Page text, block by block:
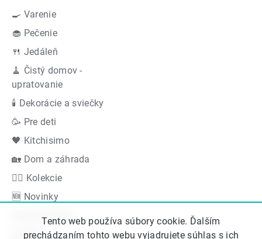
Tento web používa súbory cookie. Ďalším
prechádzaním tohto webu vyjadrujete súhlas s ich
🍳 Varenie
🧁 Pečenie
🍴 Jedáleň
🧹 Čistý domov -
upratovanie
🕯 Dekorácie a sviečky
🥳 Pre deti
🖤 Kitchisimo
🏡 Dom a záhrada
👍🏻 Kolekcie
🆕 Novinky
Akčná ponuka
Značky